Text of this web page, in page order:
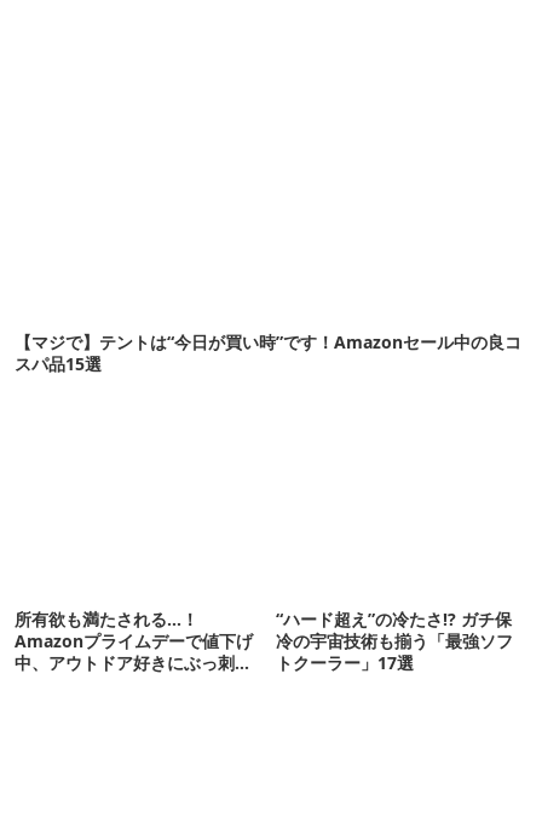
【マジで】テントは“今日が買い時”です！Amazonセール中の良コ
スパ品15選
所有欲も満たされる…！
Amazonプライムデーで値下げ
中、アウトドア好きにぶっ刺さ
“ハード超え”の冷たさ!? ガチ保
冷の宇宙技術も揃う「最強ソフ
トクーラー」17選